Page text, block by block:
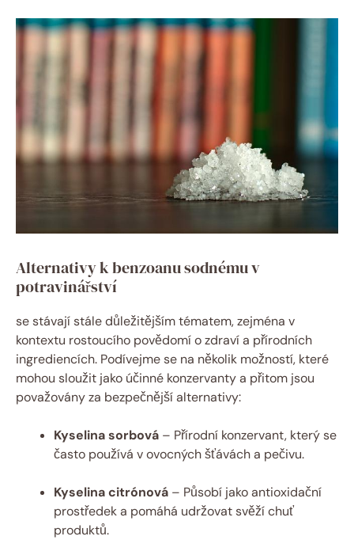
Alternativy k benzoanu sodnému v
potravinářství
se stávají stále důležitějším tématem, zejména v
kontextu rostoucího povědomí o zdraví a přírodních
ingrediencích. Podívejme se na několik možností, které
mohou sloužit jako účinné konzervanty a přitom jsou
považovány za bezpečnější alternativy:
Kyselina sorbová – Přírodní konzervant, který se
často používá v ovocných šťávách a pečivu.
Kyselina citrónová – Působí jako antioxidační
prostředek a pomáhá udržovat svěží chuť
produktů.